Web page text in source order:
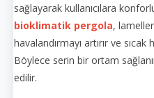
sağlayarak kullanıcılara
bioklimatik pergola,
havalandırmayı artırır ve sıcak
Böylece serin bir ortam
edilir.